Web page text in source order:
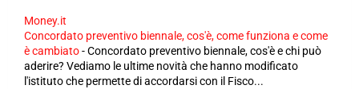
Money.it
Concordato preventivo biennale, cos'è, come funziona e come
è cambiato-Concordato preventivo biennale, cos'è e chi può
aderire? Vediamo le ultime novità che hanno modificato
l'istituto che permette di accordarsi con il Fisco...